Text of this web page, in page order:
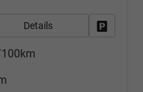
Details